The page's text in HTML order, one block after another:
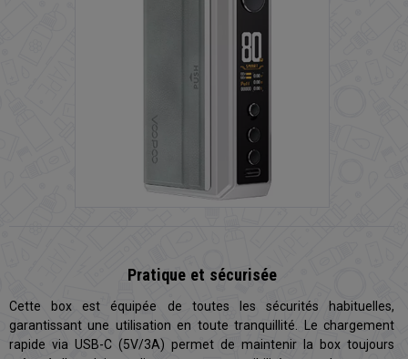
Pratique et sécurisée
Cette box est équipée de toutes les sécurités habituelles,
garantissant une utilisation en toute tranquillité. Le chargement
rapide via USB-C (5V/3A) permet de maintenir la box toujours